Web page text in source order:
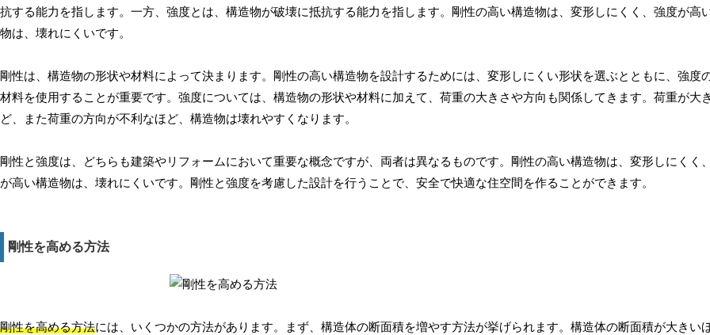
抗する能力を指します。一方、強度とは、構造物が破壊に抵抗する能力を指します。剛性の高い構造物は、変形しにくく、強度が高
物は、壊れにくいです。
剛性は、構造物の形状や材料によって決まります。剛性の高い構造物を設計するためには、変形しにくい形状を選ぶとともに、強度
材料を使用することが重要です。強度については、構造物の形状や材料に加えて、荷重の大きさや方向も関係してきます。荷重が大
ど、また荷重の方向が不利なほど、構造物は壊れやすくなります。
剛性と強度は、どちらも建築やリフォームにおいて重要な概念ですが、両者は異なるものです。剛性の高い構造物は、変形しにくく
が高い構造物は、壊れにくいです。剛性と強度を考慮した設計を行うことで、安全で快適な住空間を作ることができます。
剛性を高める方法
剛性を高める方法には、いくつかの方法があります。まず、構造体の断面積を増やす方法が挙げられます。構造体の断面積が大きいほ